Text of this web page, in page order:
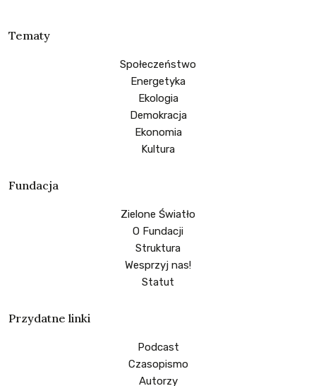
Tematy
Społeczeństwo
Energetyka
Ekologia
Demokracja
Ekonomia
Kultura
Fundacja
Zielone Światło
O Fundacji
Struktura
Wesprzyj nas!
Statut
Przydatne linki
Podcast
Czasopismo
Autorzy